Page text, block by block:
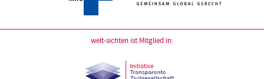
welt-sichten ist Mitglied in: